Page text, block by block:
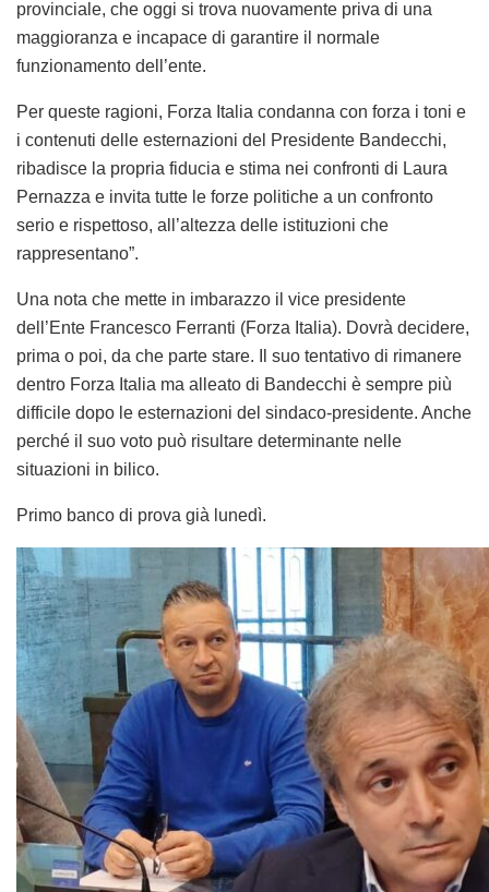
Le parole pronunciate da Bandecchi – si legge in una nota
Laura Pernazza ha guidato la Provincia di Terni in una fase
trasparenza amministrativa e rispetto delle regole. Le sue
dell’ente e alla gestione delle risorse, sono state assunte
programmatici approvati dagli organi collegiali.
Le dichiarazioni del Presidente Bandecchi appaiono come
un maldestro tentativo di scaricare su altri le evidenti
provinciale, che oggi si trova nuovamente priva di una
maggioranza e incapace di garantire il normale
funzionamento dell’ente.
Per queste ragioni, Forza Italia condanna con forza i toni e
i contenuti delle esternazioni del Presidente Bandecchi,
ribadisce la propria fiducia e stima nei confronti di Laura
Pernazza e invita tutte le forze politiche a un confronto
serio e rispettoso, all’altezza delle istituzioni che
rappresentano”.
Una nota che mette in imbarazzo il vice presidente
dell’Ente Francesco Ferranti (Forza Italia). Dovrà decidere,